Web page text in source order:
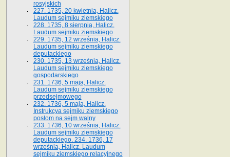
rosyjskich
227. 1735, 20 kwietnia, Halicz.
Laudum sejmiku ziemskiego
228. 1735, 8 sierpnia, Halicz.
Laudum sejmiku ziemskiego
229. 1735, 12 września, Halicz.
Laudum sejmiku ziemskiego
deputackiego
230. 1735, 13 września, Halicz.
Laudum sejmiku ziemskiego
gospodarskiego
231. 1736, 5 maja, Halicz.
Laudum sejmiku ziemskiego
przedsejmowego
232. 1736, 5 maja, Halicz.
Instrukcya sejmiku ziemskiego
posłom na sejm walny
233. 1736, 10 września, Halicz.
Laudum sejmiku ziemskiego
deputackiego. 234. 1736, 17
września, Halicz. Laudum
sejmiku ziemskiego relacyjnego